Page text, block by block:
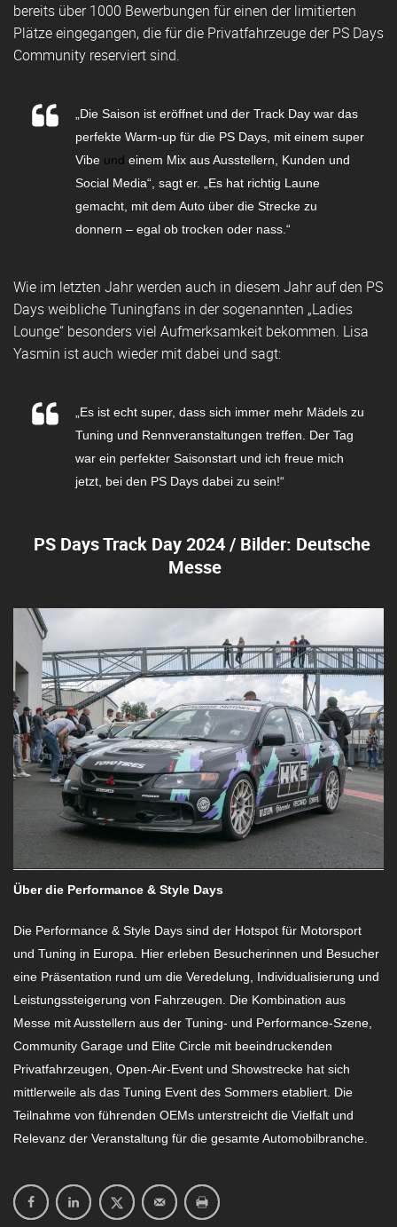
bereits über 1000 Bewerbungen für einen der limitierten
Plätze eingegangen, die für die Privatfahrzeuge der PS Days
Community reserviert sind.
„Die Saison ist eröffnet und der Track Day war das
perfekte Warm-up für die PS Days, mit einem super
Vibe und einem Mix aus Ausstellern, Kunden und
Social Media“, sagt er. „Es hat richtig Laune
gemacht, mit dem Auto über die Strecke zu
donnern – egal ob trocken oder nass.“
Wie im letzten Jahr werden auch in diesem Jahr auf den PS
Days weibliche Tuningfans in der sogenannten „Ladies
Lounge“ besonders viel Aufmerksamkeit bekommen. Lisa
Yasmin ist auch wieder mit dabei und sagt:
„Es ist echt super, dass sich immer mehr Mädels zu
Tuning und Rennveranstaltungen treffen. Der Tag
war ein perfekter Saisonstart und ich freue mich
jetzt, bei den PS Days dabei zu sein!“
PS Days Track Day 2024 / Bilder: Deutsche
Messe
Über die Performance & Style Days
Die Performance & Style Days sind der Hotspot für Motorsport
und Tuning in Europa. Hier erleben Besucherinnen und Besucher
eine Präsentation rund um die Veredelung, Individualisierung und
Leistungssteigerung von Fahrzeugen. Die Kombination aus
Messe mit Ausstellern aus der Tuning- und Performance-Szene,
Community Garage und Elite Circle mit beeindruckenden
Privatfahrzeugen, Open-Air-Event und Showstrecke hat sich
mittlerweile als das Tuning Event des Sommers etabliert. Die
Teilnahme von führenden OEMs unterstreicht die Vielfalt und
Relevanz der Veranstaltung für die gesamte Automobilbranche.